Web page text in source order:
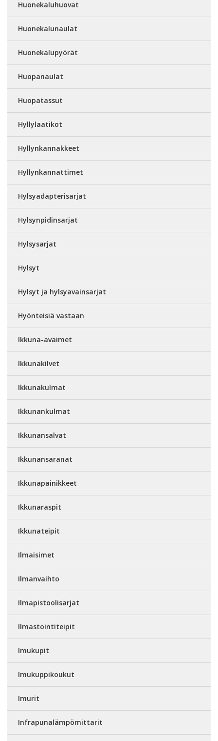
Huonekaluhuovat
Huonekalunaulat
Huonekalupyörät
Huopanaulat
Huopatassut
Hyllylaatikot
Hyllynkannakkeet
Hyllynkannattimet
Hylsyadapterisarjat
Hylsynpidinsarjat
Hylsysarjat
Hylsyt
Hylsyt ja hylsyavainsarjat
Hyönteisiä vastaan
Ikkuna-avaimet
Ikkunakilvet
Ikkunakulmat
Ikkunankulmat
Ikkunansalvat
Ikkunansaranat
Ikkunapainikkeet
Ikkunaraspit
Ikkunateipit
Ilmaisimet
Ilmanvaihto
Ilmapistoolisarjat
Ilmastointiteipit
Imukupit
Imukuppikoukut
Imurit
Infrapunalämpömittarit